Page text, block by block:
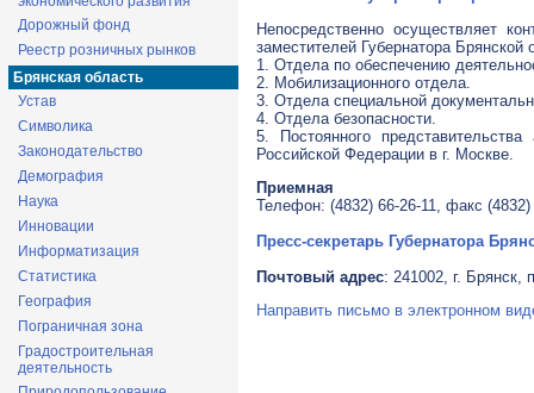
Дорожный фонд
Реестр розничных рынков
Брянская область
Устав
Символика
Законодательство
Демография
Наука
Инновации
Информатизация
Статистика
География
Пограничная зона
Градостроительная
деятельность
Непосредственно осуществляет
заместителей Губернатора
1. Отдела по обеспечению
2. Мобилизационного отдела.
3. Отдела специальной
4. Отдела безопасности.
5. Постоянного
Российской Федерации в г. Москве.
Приемная
Телефон: (4832) 66-26-11, факс (4832)
Пресс-секретарь Губернатора
Почтовый адрес: 241002, г. Брянск,
Направить письмо в электронном